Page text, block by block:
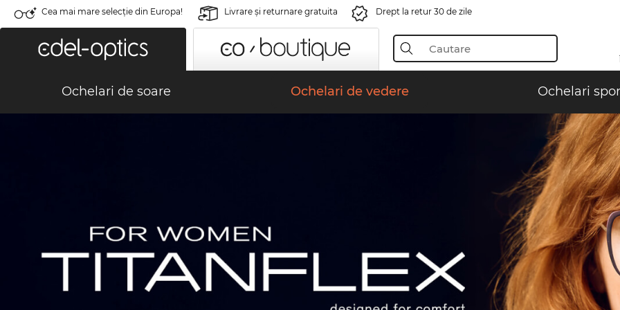
Cea mai mare selecție din Europa! Livrare şi returnare gratuita Drept la retur 30 de zile
Ochelari de soare Ochelari de vedere Ochelari